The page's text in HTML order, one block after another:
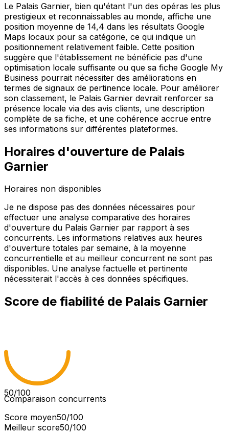
Le Palais Garnier, bien qu'étant l'un des opéras les plus
prestigieux et reconnaissables au monde, affiche une
position moyenne de 14,4 dans les résultats Google
Maps locaux pour sa catégorie, ce qui indique un
positionnement relativement faible. Cette position
suggère que l'établissement ne bénéficie pas d'une
optimisation locale suffisante ou que sa fiche Google My
Business pourrait nécessiter des améliorations en
termes de signaux de pertinence locale. Pour améliorer
son classement, le Palais Garnier devrait renforcer sa
présence locale via des avis clients, une description
complète de sa fiche, et une cohérence accrue entre
ses informations sur différentes plateformes.
Horaires d'ouverture de Palais
Garnier
Horaires non disponibles
Je ne dispose pas des données nécessaires pour
effectuer une analyse comparative des horaires
d'ouverture du Palais Garnier par rapport à ses
concurrents. Les informations relatives aux heures
d'ouverture totales par semaine, à la moyenne
concurrentielle et au meilleur concurrent ne sont pas
disponibles. Une analyse factuelle et pertinente
nécessiterait l'accès à ces données spécifiques.
Score de fiabilité de Palais Garnier
50/100
Comparaison concurrents
Score moyen50/100
Meilleur score50/100